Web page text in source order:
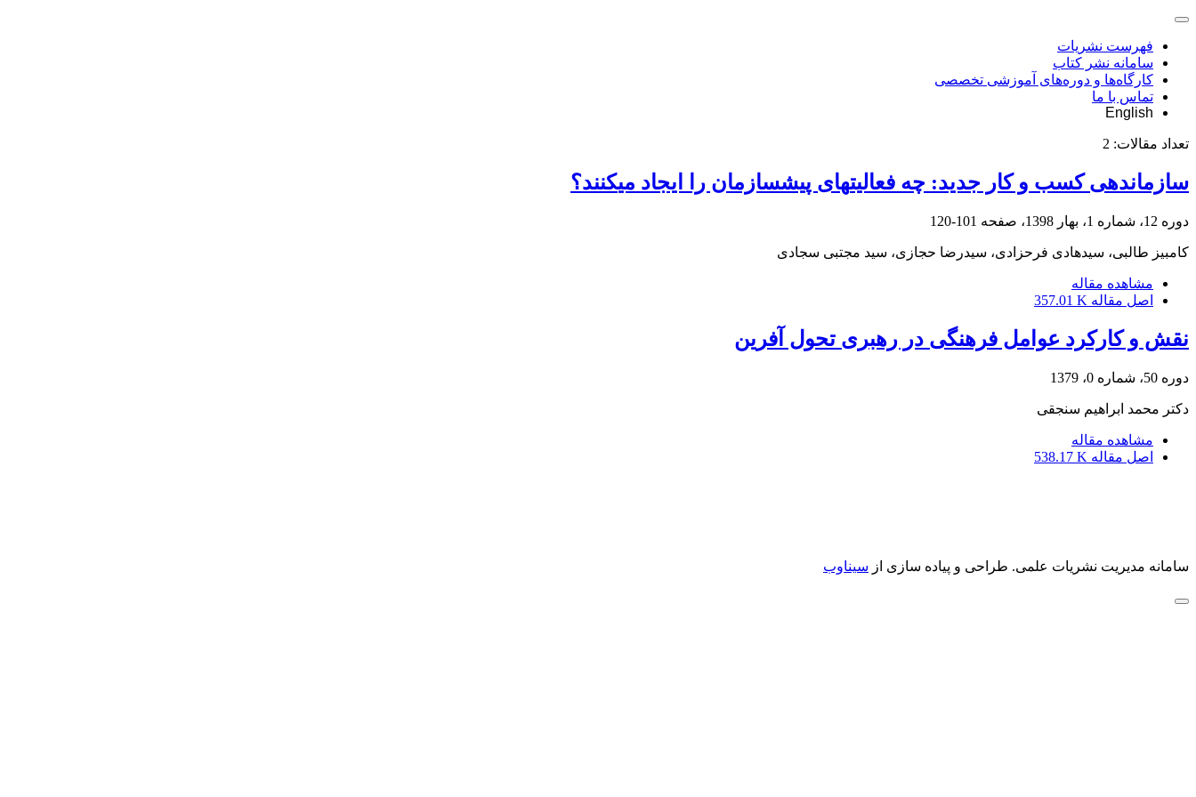
فهرست نشریات
سامانه نشر کتاب
کارگاه‌ها و دوره‌های آموزشی تخصصی
تماس با ما
English
تعداد مقالات: 2
سازماندهی کسب و کار جدید: چه فعالیت‎های پیش‎سازمان را ایجاد می‎کنند؟
دوره 12، شماره 1، بهار 1398، صفحه 101-120
کامبیز طالبی، سیدهادی فرحزادی، سیدرضا حجازی، سید مجتبی سجادی
مشاهده مقاله
اصل مقاله 357.01 K
نقش و کارکرد عوامل فرهنگی در رهبری تحول آفرین
دوره 50، شماره 0، 1379
دکتر محمد ابراهیم سنجقی
مشاهده مقاله
اصل مقاله 538.17 K
سامانه مدیریت نشریات علمی. طراحی و پیاده سازی از سیناوب